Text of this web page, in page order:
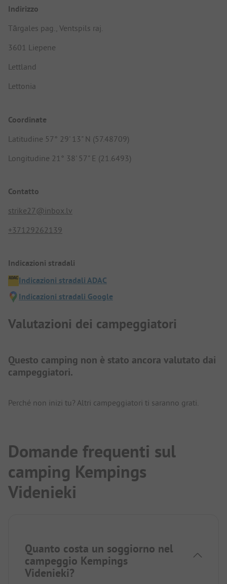
Indirizzo
Tārgales pag., Ventspils raj.
3601 Liepene
Lettland
Lettonia
Coordinate
Latitudine 57° 29' 13" N (57.48709)
Longitudine 21° 38' 57" E (21.6493)
Contatto
strike27@inbox.lv
+37129262139
Indicazioni stradali
Indicazioni stradali ADAC
Indicazioni stradali Google
Valutazioni dei campeggiatori
Questo camping non è stato ancora valutato dai
campeggiatori.
Perché non inizi tu? Altri campeggiatori ti saranno grati.
Domande frequenti sul
camping Kempings
Videnieki
Quanto costa un soggiorno nel
campeggio Kempings
Videnieki?